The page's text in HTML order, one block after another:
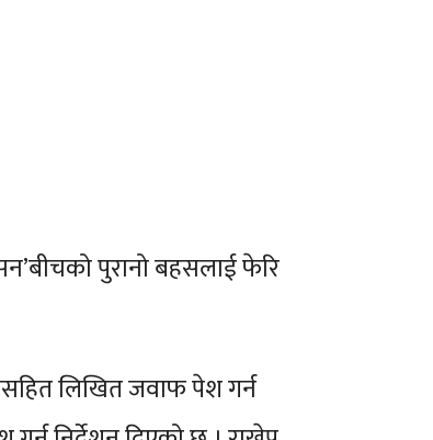
पुरानो बहसलाई फेरि
लिखित जवाफ पेश गर्न